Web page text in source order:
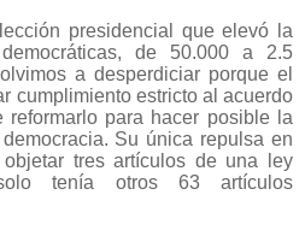
presidencial que elevó la
de 50.000 a 2.5
a desperdiciar porque el
cumplimiento estricto al acuerdo
para hacer posible la
Su única repulsa en
tres artículos de una ley
tenía otros 63 artículos